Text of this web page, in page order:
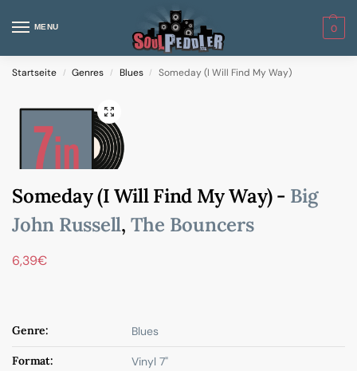
MENU 0
Startseite / Genres / Blues / Someday (I Will Find My Way)
Someday (I Will Find My Way) - Big
John Russell, The Bouncers
6,39€
Genre: Blues
Format: Vinyl 7"